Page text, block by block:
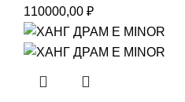
110000,00 ₽